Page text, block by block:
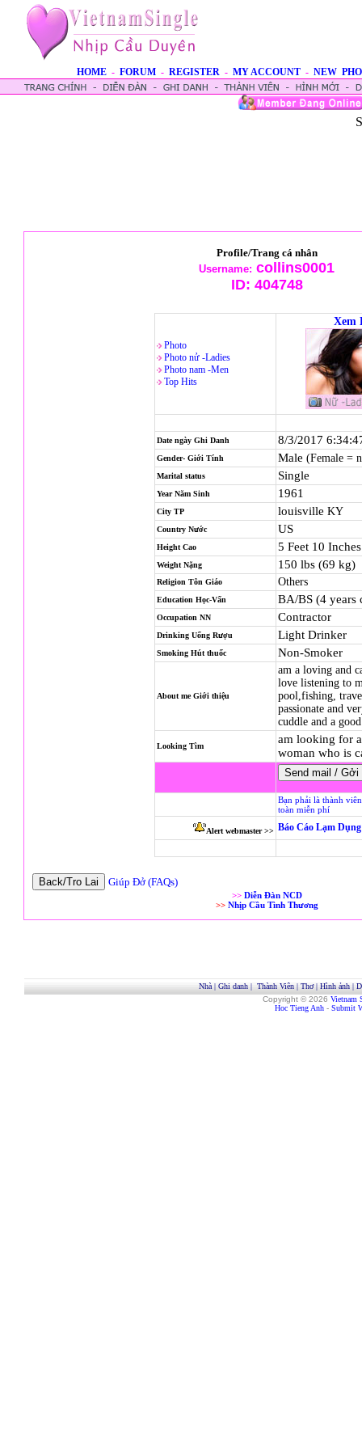
HOME - FORUM - REGISTER - MY ACCOUNT - NEW
Profile/Trang cá nhân
Username: collins0001
ID: 404748
Photo
Photo nử -Ladies
Photo nam -Men
Top Hits
Xem
Date ngày Ghi Danh 8/3/2017
Gender- Giới Tính Male (Female =
Marital status Single
Year Năm Sinh 1961
City TP louisville KY
Country Nước US
Height Cao 5 Feet 10
Weight Nặng 150 lbs (69 kg)
Religion Tôn Giáo Others
Education Học-Vấn BA/BS (4 years
Occupation NN Contractor
Drinking Uống Rượu Light Drinker
Smoking Hút thuốc Non-Smoker
About me Giới thiệu
am a loving and
love listening to
pool,fishing,
passionate and
cuddle and a
Looking Tìm
am looking for
woman who is
Bạn phải là thành
toàn miễn phí
Alert webmaster >> Báo Cáo Lạm
Giúp Đở (FAQs)
>> Diễn Đàn NCD
>> Nhịp Cầu Tình Thương
Nhà| Ghi danh| Thành Viên| Thơ| Hình ảnh|
Copyright © 2026 Vietnam
Hoc Tieng Anh - Submit